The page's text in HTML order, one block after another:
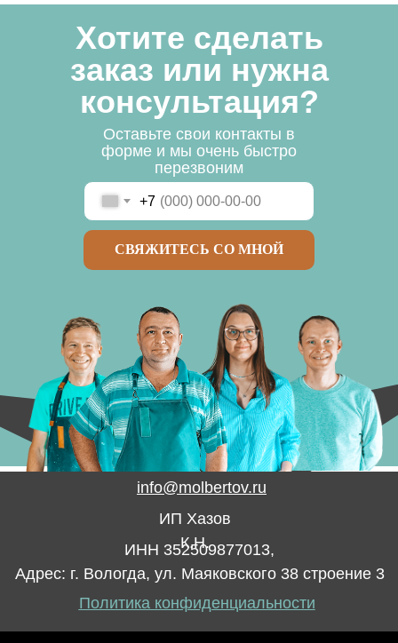
Хотите сделать
заказ или нужна
консультация?
Оставьте свои контакты в
форме и мы очень быстро
перезвоним
+7
СВЯЖИТЕСЬ СО МНОЙ
ИП Хазов
К.Н.
ИНН 352509877013,
Адрес: г. Вологда, ул. Маяковского 38 строение 3
Политика конфиденциальности
info@molbertov.ru